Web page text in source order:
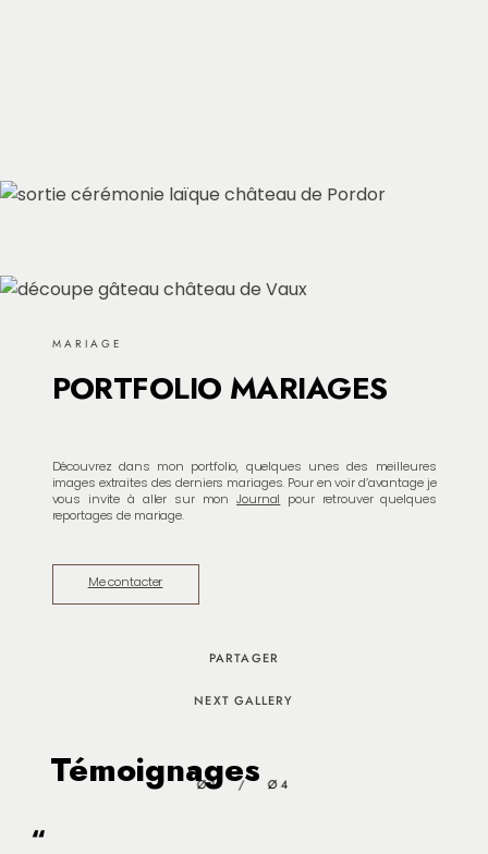
MARIAGE
PORTFOLIO MARIAGES
Découvrez dans mon portfolio, quelques unes des meilleures
images extraites des derniers mariages. Pour en voir d’avantage je
vous invite à aller sur monJournal pour retrouver quelques
reportages de mariage.
Me contacter
PARTAGER
NEXT GALLERY
Témoignages
Témoignages
Témoignages
Témoignages
Ø1 / Ø4